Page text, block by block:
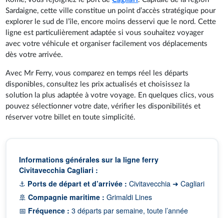
Sardaigne, cette ville constitue un point d’accès stratégique pour
explorer le sud de l’île, encore moins desservi que le nord. Cette
ligne est particulièrement adaptée si vous souhaitez voyager
avec votre véhicule et organiser facilement vos déplacements
dès votre arrivée.
Avec Mr Ferry, vous comparez en temps réel les départs
disponibles, consultez les prix actualisés et choisissez la
solution la plus adaptée à votre voyage. En quelques clics, vous
pouvez sélectionner votre date, vérifier les disponibilités et
réserver votre billet en toute simplicité.
Informations générales sur la ligne ferry
Civitavecchia Cagliari :
⚓ Ports de départ et d’arrivée : Civitavecchia ➜ Cagliari
🚢Compagnie maritime : Grimaldi Lines
📅 Fréquence : 3 départs par semaine, toute l’année